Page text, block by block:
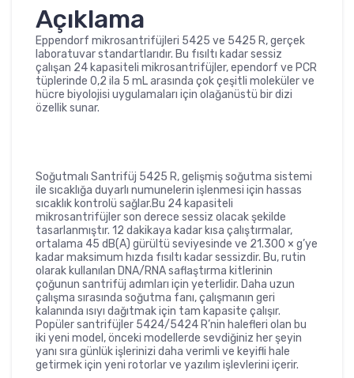
Açıklama
Eppendorf mikrosantrifüjleri 5425 ve 5425 R, gerçek
laboratuvar standartlarıdır. Bu fısıltı kadar sessiz
çalışan 24 kapasiteli mikrosantrifüjler, ependorf ve PCR
tüplerinde 0,2 ila 5 mL arasında çok çeşitli moleküler ve
hücre biyolojisi uygulamaları için olağanüstü bir dizi
özellik sunar.
Soğutmalı Santrifüj 5425 R, gelişmiş soğutma sistemi
ile sıcaklığa duyarlı numunelerin işlenmesi için hassas
sıcaklık kontrolü sağlar.Bu 24 kapasiteli
mikrosantrifüjler son derece sessiz olacak şekilde
tasarlanmıştır. 12 dakikaya kadar kısa çalıştırmalar,
ortalama 45 dB(A) gürültü seviyesinde ve 21.300 × g’ye
kadar maksimum hızda fısıltı kadar sessizdir. Bu, rutin
olarak kullanılan DNA/RNA saflaştırma kitlerinin
çoğunun santrifüj adımları için yeterlidir. Daha uzun
çalışma sırasında soğutma fanı, çalışmanın geri
kalanında ısıyı dağıtmak için tam kapasite çalışır.
Popüler santrifüjler 5424/5424 R’nin halefleri olan bu
iki yeni model, önceki modellerde sevdiğiniz her şeyin
yanı sıra günlük işlerinizi daha verimli ve keyifli hale
getirmek için yeni rotorlar ve yazılım işlevlerini içerir.